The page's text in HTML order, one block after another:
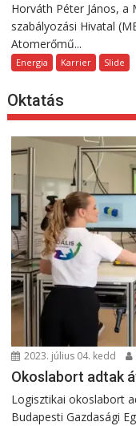
Horváth Péter János, a
szabályozási Hivatal
Atomerőmű...
Energia Karrier Slide
Oktatás
2023. július 04. kedd
Okoslabort adtak
Logisztikai okoslabort
Budapesti Gazdasági